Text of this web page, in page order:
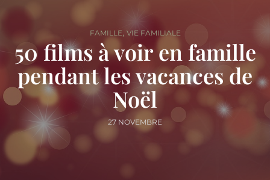
FAMILLE, VIE FAMILIALE
50 films à voir en famille
pendant les vacances de
Noël
27 NOVEMBRE